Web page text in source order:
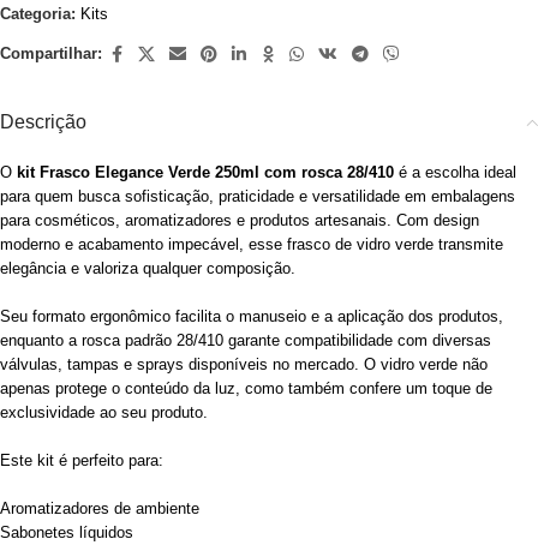
Categoria: Kits
Compartilhar:
Descrição
O kit Frasco Elegance Verde 250ml com rosca 28/410 é a escolha ideal
para quem busca sofisticação, praticidade e versatilidade em embalagens
para cosméticos, aromatizadores e produtos artesanais. Com design
moderno e acabamento impecável, esse frasco de vidro verde transmite
elegância e valoriza qualquer composição.
Seu formato ergonômico facilita o manuseio e a aplicação dos produtos,
enquanto a rosca padrão 28/410 garante compatibilidade com diversas
válvulas, tampas e sprays disponíveis no mercado. O vidro verde não
apenas protege o conteúdo da luz, como também confere um toque de
exclusividade ao seu produto.
Este kit é perfeito para:
Aromatizadores de ambiente
Sabonetes líquidos